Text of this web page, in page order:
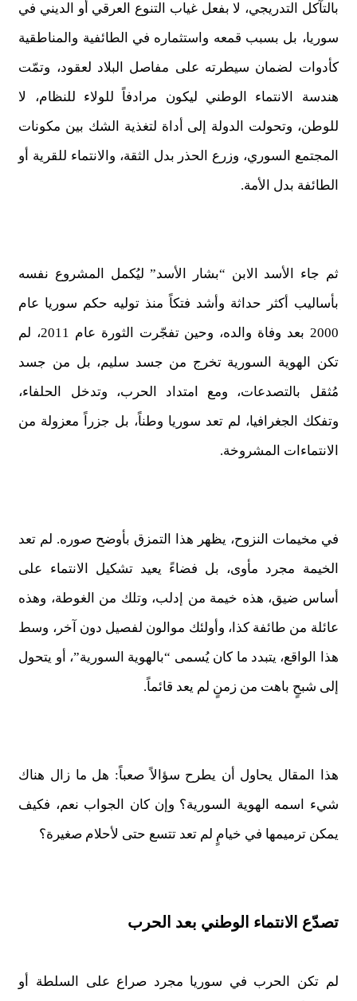
بالتآكل التدريجي، لا بفعل غياب التنوع العرقي أو الديني في
سوريا، بل بسبب قمعه واستثماره في الطائفية والمناطقية
كأدوات لضمان سيطرته على مفاصل البلاد لعقود، وتمّت
هندسة الانتماء الوطني ليكون مرادفاً للولاء للنظام، لا
للوطن، وتحولت الدولة إلى أداة لتغذية الشك بين مكونات
المجتمع السوري، وزرع الحذر بدل الثقة، والانتماء للقرية أو
الطائفة بدل الأمة.
ثم جاء الأسد الابن “بشار الأسد” ليُكمل المشروع نفسه
بأساليب أكثر حداثة وأشد فتكاً منذ توليه حكم سوريا عام
2000 بعد وفاة والده، وحين تفجّرت الثورة عام 2011، لم
تكن الهوية السورية تخرج من جسد سليم، بل من جسد
مُثقل بالتصدعات، ومع امتداد الحرب، وتدخل الحلفاء،
وتفكك الجغرافيا، لم تعد سوريا وطناً، بل جزراً معزولة من
الانتماءات المشروخة.
في مخيمات النزوح، يظهر هذا التمزق بأوضح صوره. لم تعد
الخيمة مجرد مأوى، بل فضاءً يعيد تشكيل الانتماء على
أساس ضيق، هذه خيمة من إدلب، وتلك من الغوطة، وهذه
عائلة من طائفة كذا، وأولئك موالون لفصيل دون آخر، وسط
هذا الواقع، يتبدد ما كان يُسمى “بالهوية السورية”، أو يتحول
إلى شبحٍ باهت من زمنٍ لم يعد قائماً.
هذا المقال يحاول أن يطرح سؤالاً صعباً: هل ما زال هناك
شيء اسمه الهوية السورية؟ وإن كان الجواب نعم، فكيف
يمكن ترميمها في خيامٍ لم تعد تتسع حتى لأحلام صغيرة؟
تصدّع الانتماء الوطني بعد الحرب
لم تكن الحرب في سوريا مجرد صراع على السلطة أو